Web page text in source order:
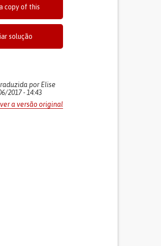
a copy of this
solução
por Elise
2017 - 14:43
a versão original